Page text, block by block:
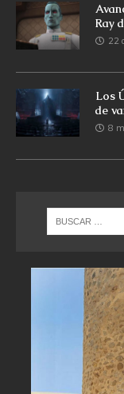
Ray
22
Los
de
8